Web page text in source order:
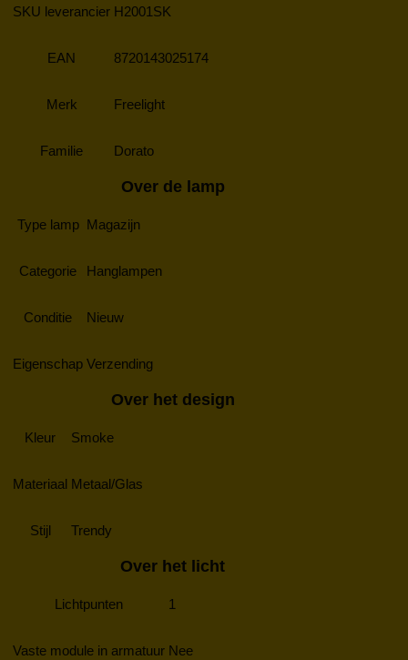
SKU leverancier H2001SK
EAN 8720143025174
Merk Freelight
Familie Dorato
Over de lamp
Type lamp Magazijn
Categorie Hanglampen
Conditie Nieuw
Eigenschap Verzending
Over het design
Kleur Smoke
Materiaal Metaal/Glas
Stijl Trendy
Over het licht
Lichtpunten 1
Vaste module in armatuur Nee